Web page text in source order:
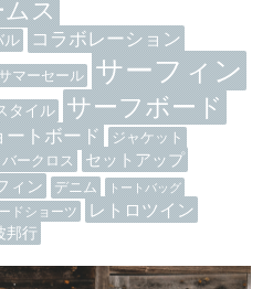
ス
ル コラボレーション
マーセール サーフィン
タイル サーフボード
ートボード ジャケット
ークロス セットアップ
ィン デニム トートバッグ
ドショーツ レトロツイン
邦行